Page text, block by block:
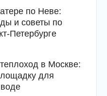
по Неве:
и советы по
Петербурге
в Москве:
для